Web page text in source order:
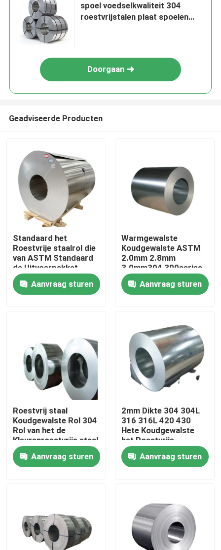
Thuis
Producten
Over ons
Fabriekstocht
Kwaliteitscontrole
Neem contact met ons op
Vraag een offerte
De Bladen van de roestvrij staalplaat
spoel voedselkwaliteit 304
roestvrijstalen plaat spoelen
Doorgaan
Geadviseerde Producten
Standaard het
Roestvrije staalrol die
van ASTM Standaard
de Uitvoerpakket
verpakt
Aanvraag sturen
Warmgewalste
Koudgewalste ASTM
2.0mm 2.8mm
3.0mm304 300series
laste het Roestvrije
staalrol van de
Legeringsrang 2B
Aanvraag sturen
Roestvrij staal
Koudgewalste Rol 304
Rol van het de
Kleurenroestvrije staal
van 304L 321 de
Opgepoetste
Aanvraag sturen
2mm Dikte 304 304L
316 316L 420 430
Hete Koudgewalste
het Roestvrije
staalrollen van
06cr19ni10
Aanvraag sturen